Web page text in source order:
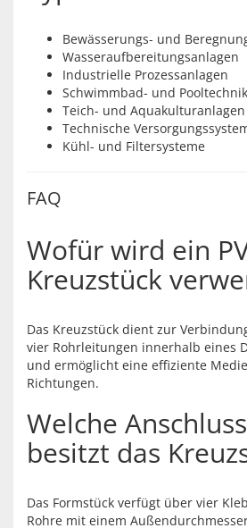
Bewässerungs- und
Wasseraufbereitungsanlagen
Industrielle Prozessanlagen
Schwimmbad- und Pooltechnik
Teich- und Aquakulturanlagen
Technische
Kühl- und Filtersysteme
FAQ
Wofür wird ein
Kreuzstück
Das Kreuzstück dient zur
vier Rohrleitungen innerhalb eines
und ermöglicht eine effiziente
Richtungen.
Welche
besitzt das
Das Formstück verfügt über vier
Rohre mit einem